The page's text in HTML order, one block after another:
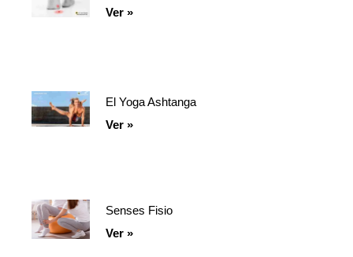
Ver »
El Yoga Ashtanga
Ver »
Senses Fisio
Ver »